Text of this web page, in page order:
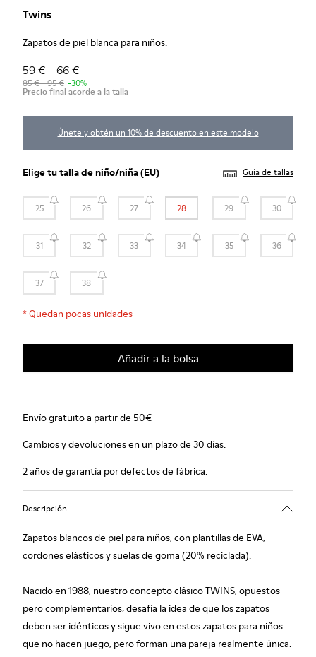
Twins
Zapatos de piel blanca para niños.
59 € - 66 €
85 € - 95 € -30%
Precio final acorde a la talla
Únete y obtén un 10% de descuento en este modelo
Elige tutalla de niño/niña(EU) Guía de tallas
25 26 27 28 29 30
31 32 33 34 35 36
37 38
*Quedan pocas unidades
Añadir a la bolsa
Envío gratuito a partir de 50€
Cambios y devoluciones en un plazo de 30 días.
2 años de garantía por defectos de fábrica.
Descripción
Zapatos blancos de piel para niños, con plantillas de EVA,
cordones elásticos y suelas de goma (20% reciclada).
Nacido en 1988, nuestro concepto clásico TWINS, opuestos
pero complementarios, desafía la idea de que los zapatos
deben ser idénticos y sigue vivo en estos zapatos para niños
que no hacen juego, pero forman una pareja realmente única.